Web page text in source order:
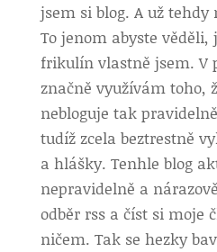
jsem si blog. A už
To jenom abyste
frikulín vlastně jsem. V
značně využívám toho,
nebloguje tak
tudíž zcela beztrestně
a hlášky. Tenhle blog
nepravidelně a
odběr rss a číst si moje
ničem. Tak se hezky